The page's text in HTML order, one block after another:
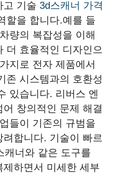
고 기술 3d스캐너 가격
할을 합니다.예를 들
량의 복잡성을 이해
더 효율적인 디자인으
지로 전자 제품에서
존 시스템과의 호환성
있습니다. 리버스 엔
창의적인 문제 해결
들이 기존의 규범을
합니다. 기술이 빠르
캐너와 같은 도구를
하면서 미세한 세부